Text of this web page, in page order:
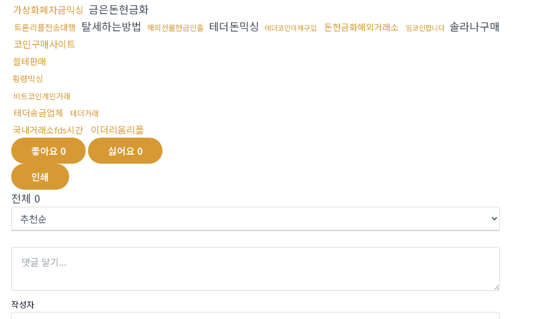
가상화폐자금믹싱 금은돈현금화
트론리플전송대행 탈세하는방법 해외선물현금인출 테더돈믹싱 테더코인이체구입 돈현금화해외거래소 밈코인팝니다 솔라나구매
코인구매사이트
블테판매
횡령믹싱
비트코인개인거래
테더송금업체 테더거래
국내거래소fds시간
이더리움리플
좋아요 0 싫어요 0
인쇄
전체 0
작성자